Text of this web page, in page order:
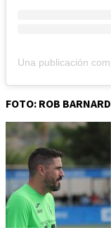
FOTO: ROB BARNARD